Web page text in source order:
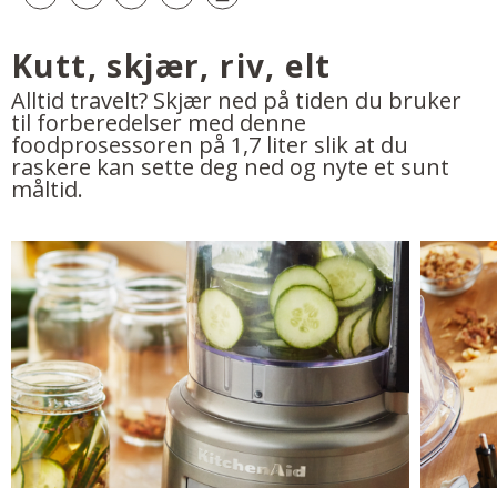
Kutt, skjær, riv, elt
Alltid travelt? Skjær ned på tiden du bruker
til forberedelser med denne
foodprosessoren på 1,7 liter slik at du
raskere kan sette deg ned og nyte et sunt
måltid.